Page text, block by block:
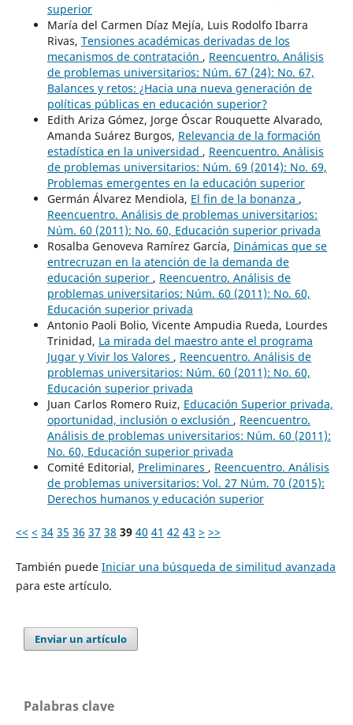
superior
María del Carmen Díaz Mejía, Luis Rodolfo Ibarra
Rivas, Tensiones académicas derivadas de los
mecanismos de contratación , Reencuentro. Análisis
de problemas universitarios: Núm. 67 (24): No. 67,
Balances y retos: ¿Hacia una nueva generación de
políticas públicas en educación superior?
Edith Ariza Gómez, Jorge Óscar Rouquette Alvarado,
Amanda Suárez Burgos, Relevancia de la formación
estadística en la universidad , Reencuentro. Análisis
de problemas universitarios: Núm. 69 (2014): No. 69,
Problemas emergentes en la educación superior
Germán Álvarez Mendiola, El fin de la bonanza ,
Reencuentro. Análisis de problemas universitarios:
Núm. 60 (2011): No. 60, Educación superior privada
Rosalba Genoveva Ramírez García, Dinámicas que se
entrecruzan en la atención de la demanda de
educación superior , Reencuentro. Análisis de
problemas universitarios: Núm. 60 (2011): No. 60,
Educación superior privada
Antonio Paoli Bolio, Vicente Ampudia Rueda, Lourdes
Trinidad, La mirada del maestro ante el programa
Jugar y Vivir los Valores , Reencuentro. Análisis de
problemas universitarios: Núm. 60 (2011): No. 60,
Educación superior privada
Juan Carlos Romero Ruiz, Educación Superior privada,
oportunidad, inclusión o exclusión , Reencuentro.
Análisis de problemas universitarios: Núm. 60 (2011):
No. 60, Educación superior privada
Comité Editorial, Preliminares , Reencuentro. Análisis
de problemas universitarios: Vol. 27 Núm. 70 (2015):
Derechos humanos y educación superior
<< < 34 35 36 37 38 39 40 41 42 43 > >>
También puede Iniciar una búsqueda de similitud avanzada
para este artículo.
Enviar un artículo
Palabras clave